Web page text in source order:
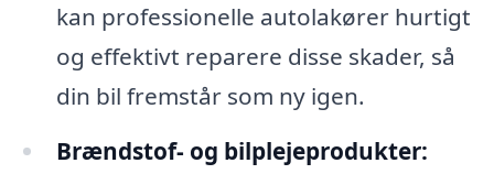
kan professionelle autolakører hurtigt
og effektivt reparere disse skader, så
din bil fremstår som ny igen.
Brændstof- og bilplejeprodukter: